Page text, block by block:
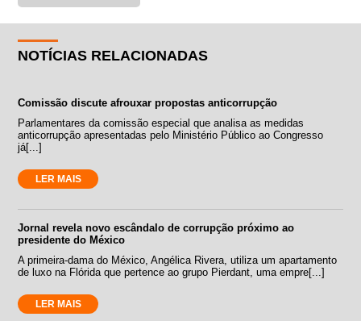
NOTÍCIAS RELACIONADAS
Comissão discute afrouxar propostas anticorrupção
Parlamentares da comissão especial que analisa as medidas
anticorrupção apresentadas pelo Ministério Público ao Congresso
já[...]
LER MAIS
Jornal revela novo escândalo de corrupção próximo ao
presidente do México
A primeira-dama do México, Angélica Rivera, utiliza um apartamento
de luxo na Flórida que pertence ao grupo Pierdant, uma empre[...]
LER MAIS